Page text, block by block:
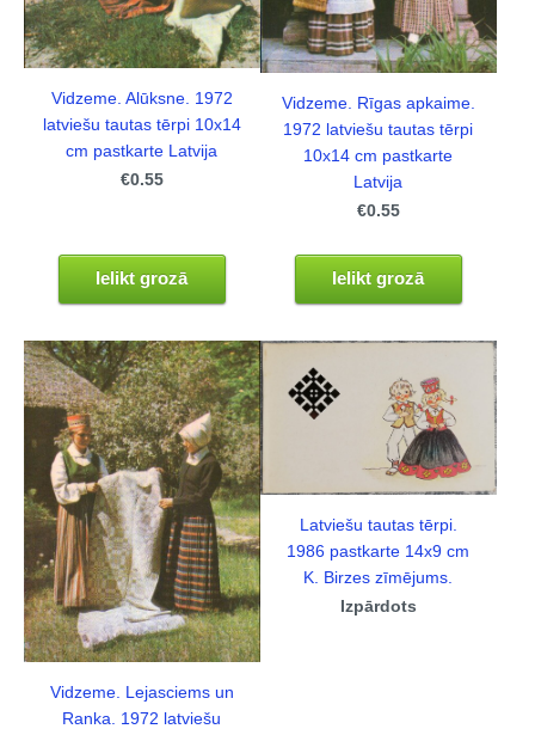
Vidzeme. Alūksne. 1972
latviešu tautas tērpi 10x14
cm pastkarte Latvija
€0.55
Ielikt grozā
Vidzeme. Rīgas apkaime.
1972 latviešu tautas tērpi
10x14 cm pastkarte
Latvija
€0.55
Ielikt grozā
Vidzeme. Lejasciems un
Ranka. 1972 latviešu
Latviešu tautas tērpi.
1986 pastkarte 14x9 cm
K. Birzes zīmējums.
Izpārdots